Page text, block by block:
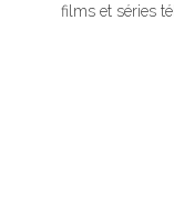
films et séries